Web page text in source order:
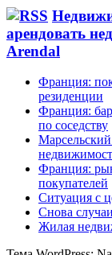
арендовать
Arendal
Франция:
резиденции
Франция:
по соседству
Франция:
покупателей
Ситуация с
Снова
Жилая